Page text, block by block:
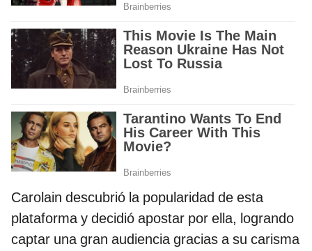
Carolain descubrió la popularidad de esta
plataforma y decidió apostar por ella, logrando
captar una gran audiencia gracias a su carisma